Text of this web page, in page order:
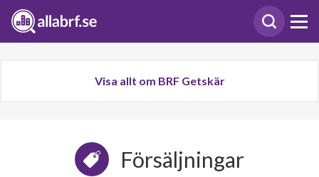
Visa allt om BRF Getskär
Försäljningar